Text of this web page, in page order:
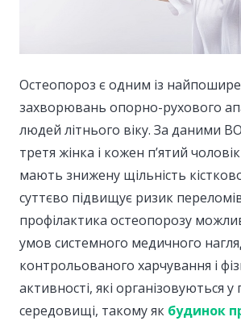
Остеопороз є одним із
захворювань опорно-рухового
людей літнього віку. За даними
третя жінка і кожен п’ятий
мають знижену щільність
суттєво підвищує ризик
профілактика остеопорозу
умов системного медичного
контрольованого харчування і
активності, які організовуються
середовищі, такому як будинок